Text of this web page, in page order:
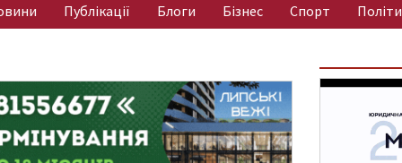
Публікації Блоги Бізнес Спорт